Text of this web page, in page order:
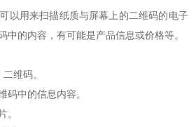
以用来扫描纸质与屏幕上的二维码的电子
中的内容，有可能是产品信息或价格等。
维码。
中的信息内容。